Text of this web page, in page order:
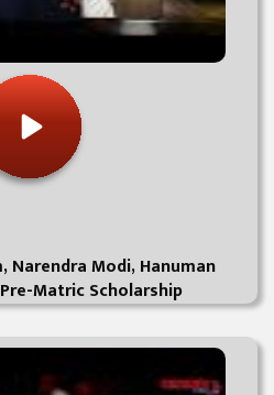
Modi, Hanuman
Matric Scholarship